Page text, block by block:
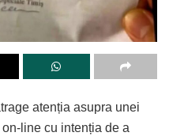
atenția asupra unei
line cu intenția de a